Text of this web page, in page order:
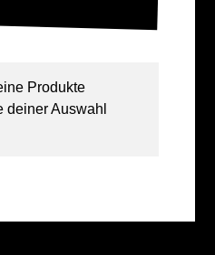
Produkte
deiner Auswahl